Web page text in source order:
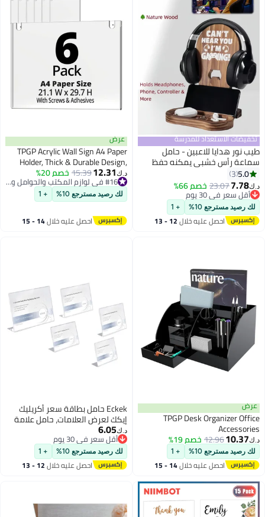
الاستعداد للمدرسة
نور هدايا للاعبين - حامل
رأس خشبي يمكنه حفظ
والهاتف - إكسسوارات 5.0
3
7.78
23.07خصم 66%
أقل سعر في 30 يوم
أقل سعر في 30 يوم
رصيد مسترجع 10% + 1
احصل عليه خلال 12 - 13
عرض
TPGP Acrylic Wall Sign A4 Paper
Holder, Thick & Durable Design,
Stick On or Screw On, Screws and
Double-Sided Tape Inclusive
(Landscape, 6 Pack)
12.31
15.39خصم 20%
#16 في لوازم المكتب والحوامل والموزعات
#16 في لوازم المكتب والحوامل والموزعات لك رصيد مسترجع 10% + 1
احصل عليه خلال 14 - 15
TPGP Desk Organizer
10.37
12.96خصم 19%
رصيد مسترجع 10% + 1
احصل عليه خلال 14 - 15
Eckek حامل بطاقة سعر أكريليك
إيكك لعرض العلامات، حامل علامة
علامة على الطاولة 10 عبوات
6.05
أقل سعر في 30 يوم
أقل سعر في 30 يوم
لك رصيد مسترجع 10% + 1
احصل عليه خلال 12 - 13